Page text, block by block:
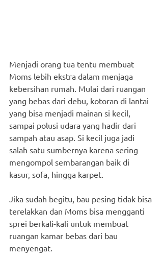
Menjadi orang tua tentu membuat
Moms lebih ekstra dalam menjaga
kebersihan rumah. Mulai dari ruangan
yang bebas dari debu, kotoran di lantai
yang bisa menjadi mainan si kecil,
sampai polusi udara yang hadir dari
sampah atau asap. Si kecil juga jadi
salah satu sumbernya karena sering
mengompol sembarangan baik di
kasur, sofa, hingga karpet.
Jika sudah begitu, bau pesing tidak bisa
terelakkan dan Moms bisa mengganti
sprei berkali-kali untuk membuat
ruangan kamar bebas dari bau
menyengat.